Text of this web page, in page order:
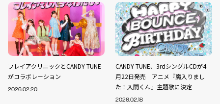
フレイアクリニックとCANDY TUNE
がコラボレーション
2026.02.20
CANDY TUNE、3rdシングルCDが4
月22日発売 アニメ『魔入りまし
た！入間くん』主題歌に決定
2026.02.18